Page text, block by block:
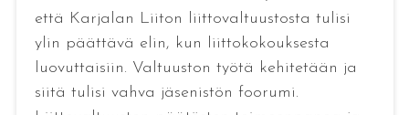
että Karjalan Liiton liittovaltuustosta tulisi
ylin päättävä elin, kun liittokokouksesta
luovuttaisiin. Valtuuston työtä kehitetään ja
siitä tulisi vahva jäsenistön foorumi.